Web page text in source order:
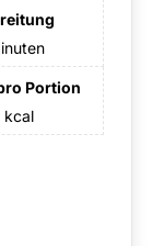
Portion
kcal